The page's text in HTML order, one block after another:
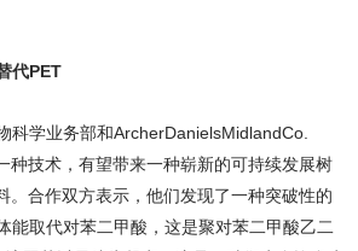
代PET
科学业务部和ArcherDanielsMidlandCo.
种技术，有望带来一种崭新的可持续发展树
。合作双方表示，他们发现了一种突破性的
能取代对苯二甲酸，这是聚对苯二甲酸乙二